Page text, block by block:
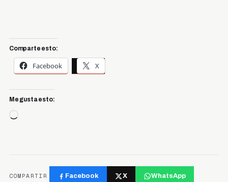
Comparte esto:
Facebook X
Me gusta esto:
Cargando...
COMPARTIR Facebook X WhatsApp